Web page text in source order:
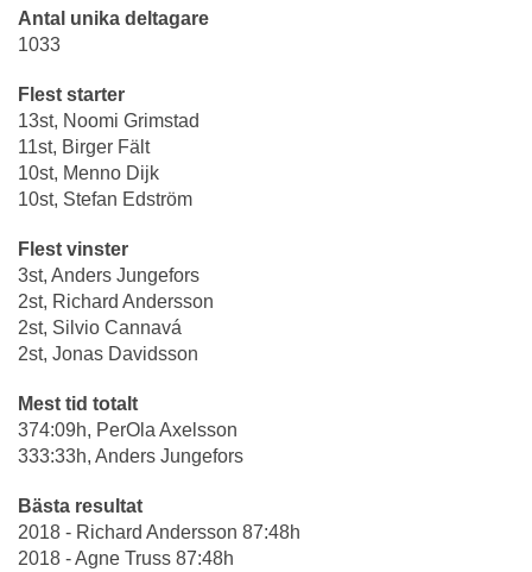
Antal unika deltagare
1033
Flest starter
13st, Noomi Grimstad
11st, Birger Fält
10st, Menno Dijk
10st, Stefan Edström
Flest vinster
3st, Anders Jungefors
2st, Richard Andersson
2st, Silvio Cannavá
2st, Jonas Davidsson
Mest tid totalt
374:09h, PerOla Axelsson
333:33h, Anders Jungefors
Bästa resultat
2018 - Richard Andersson 87:48h
2018 - Agne Truss 87:48h